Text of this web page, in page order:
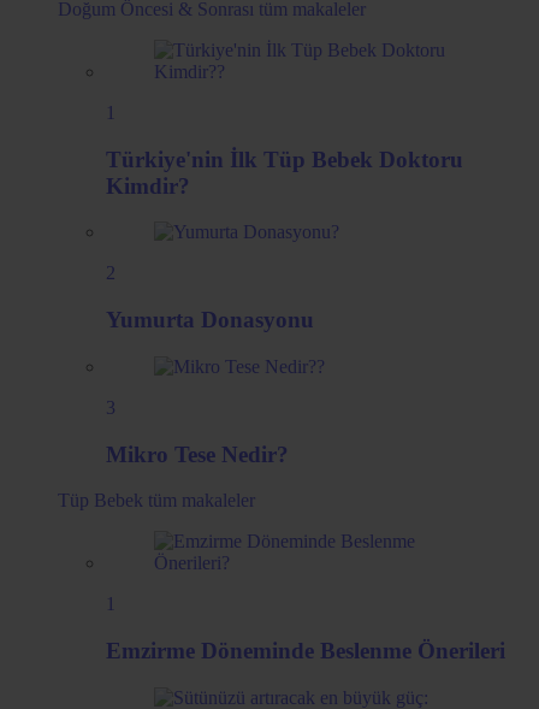
Doğum Öncesi & Sonrası tüm makaleler
1
Türkiye'nin İlk Tüp Bebek Doktoru
Kimdir?
2
Yumurta Donasyonu
3
Mikro Tese Nedir?
Tüp Bebek tüm makaleler
1
Emzirme Döneminde Beslenme Önerileri